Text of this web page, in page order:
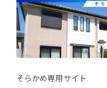
そらかめ専用サイト